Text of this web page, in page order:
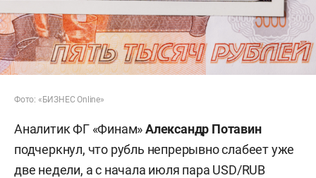
Фото: «БИЗНЕС Online»
Аналитик ФГ «Финам»Александр Потавин
подчеркнул, что рубль непрерывно слабеет уже
две недели, а с начала июля пара USD/RUB